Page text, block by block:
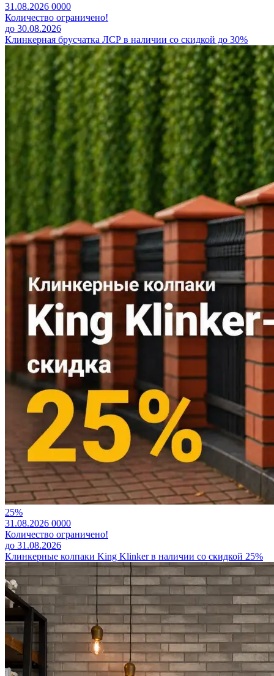
31.08.2026 0000
Количество ограничено!
до 30.08.2026
Клинкерная брусчатка ЛСР в наличии со скидкой до 30%
25%
31.08.2026 0000
Количество ограничено!
до 31.08.2026
Клинкерные колпаки King Klinker в наличии со скидкой 25%